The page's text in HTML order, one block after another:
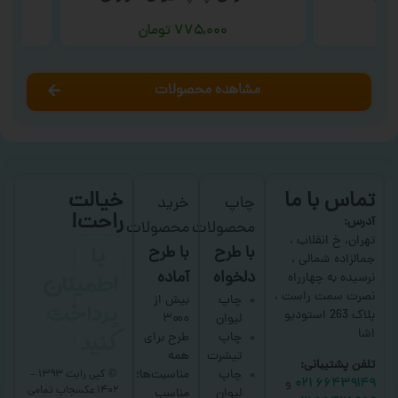
۷۷۵,۰۰۰تومان
مشاهده محصولات
تماس با ما
آدرس:
تهران، خ انقلاب ،
جمالزاده شمالی ،
نرسیده به چهارراه
نصرت سمت راست ،
پلاک 263 استودیو
اشا
تلفن پشتیبانی:
۶۶۴۳۹۱۴۹ ۰۲۱
و
چاپ
محصولات
با طرح
دلخواه
چاپ
لیوان
چاپ
تیشرت
چاپ
لیوان
خرید
محصولات
با طرح
آماده
بیش از
۳۰۰۰
طرح برای
همه
مناسبت‌ها؛
مناسب
خیالت
راحت!
۱۴۰۲ عکسچاپ
تمامی